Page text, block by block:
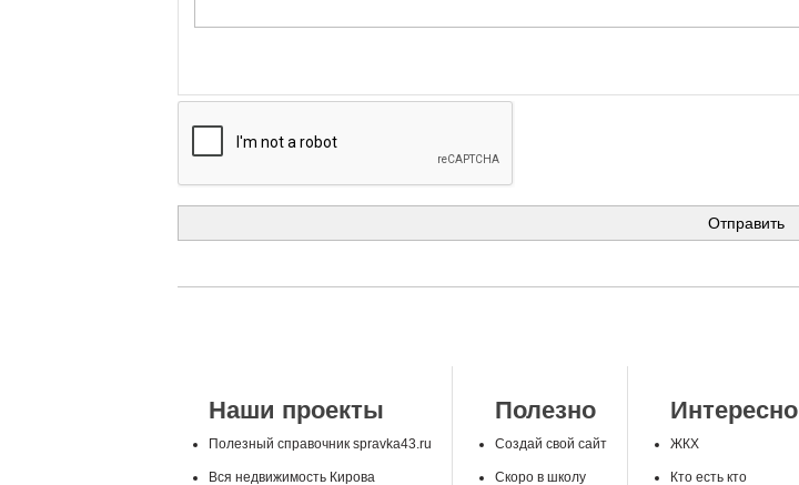
Наши проекты
Полезный справочник spravka43.ru
Вся недвижимость Кирова
Полезно
Создай свой сайт
Скоро в школу
Интересно
ЖКХ
Кто есть кто